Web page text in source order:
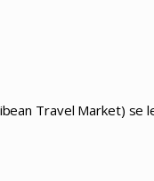
Travel Market)